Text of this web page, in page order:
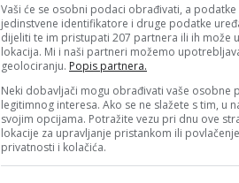
Vaši će se osobni podaci obrađivati, a podatke
jedinstvene identifikatore i druge podatke
dijeliti te im pristupati 207 partnera ili ih može
lokacija. Mi i naši partneri možemo
geolociranju. Popis partnera.
Neki dobavljači mogu obrađivati vaše osobne
legitimnog interesa. Ako se ne slažete s tim, u
svojim opcijama. Potražite vezu pri dnu ove
lokacije za upravljanje pristankom ili
privatnosti i kolačića.